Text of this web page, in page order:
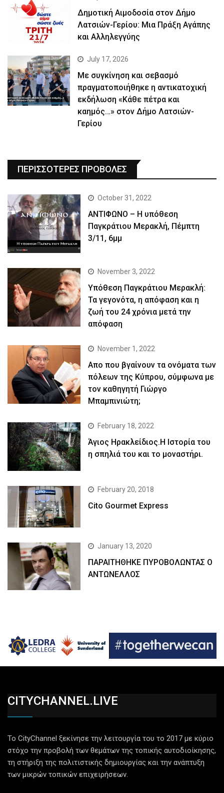
Δημοτική Αιμοδοσία στον Δήμο
Λατσιών-Γερίου: Μια Πράξη Αγάπης
και Αλληλεγγύης
July 17, 2026
Με συγκίνηση και σεβασμό
πραγματοποιήθηκε η αντικατοχική
εκδήλωση «Κάθε πέτρα και
καημός…» στον Δήμο Λατσιών-
Γερίου
ΠΕΡΙΣΣΟΤΕΡΕΣ ΠΡΟΒΟΛΕΣ
October 31, 2022
ΑΝΤΙΦΩΝΟ – Η υπόθεση
Παγκράτιου Μερακλή, Πέμπτη
3/11, 6μμ
November 3, 2022
Yπόθεση Παγκράτιου Μερακλή:
Τα γεγονότα, η απόφαση και η
ζωή του 24 χρόνια μετά την
απόφαση
November 1, 2022
Απο που βγαίνουν τα ονόματα των
πόλεων της Κύπρου, σύμφωνα με
τον καθηγητή Γιώργο
Μπαμπινιώτη;
February 18, 2022
Άγιος Ηρακλείδιος.Η Ιστορία του
η σπηλιά του και το μοναστήρι.
February 20, 2018
Cito Gourmet Express
January 13, 2020
ΠΑΡΑΙΤΗΘΗΚΕ ΠΥΡΟΒΟΛΩΝΤΑΣ Ο
ΑΝΤΩΝΕΛΛΟΣ
CITYCHANNEL.LIVE
Το CityChannel ξεκίνησε την λειτουργία του το 2017 με κύριο
στόχο την προβολή των θεμάτων της τοπικής αυτοδιοίκησης,
τη στήριξη της πολιτιστικής δημιουργίας και την ανάπτυξη
των μικρών τοπικών επιχειρήσεων.